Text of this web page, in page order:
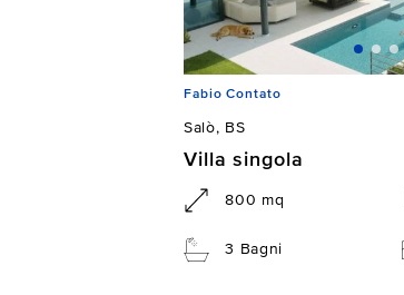
Fabio Contato
Salò, BS
Villa singola
800 mq
3 Bagni